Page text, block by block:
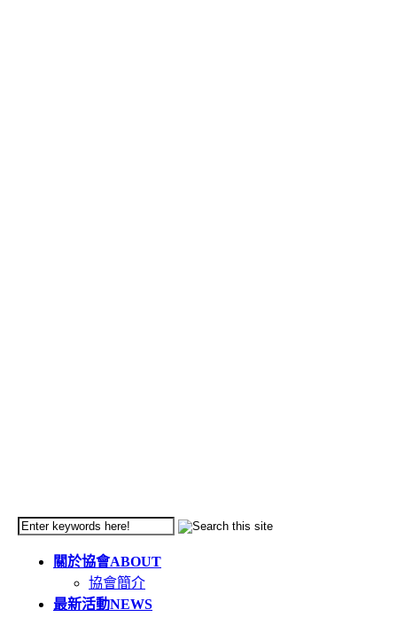
關於協會ABOUT
協會簡介
最新活動NEWS